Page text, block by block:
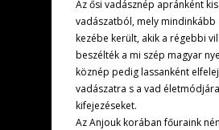
Az ősi vadásznép apránként
vadászatból, mely mindinkább
kezébe került, akik a régebbi
beszélték a mi szép magyar
köznép pedig lassanként
vadászatra s a vad
kifejezéseket.
Az Anjouk korában főuraink